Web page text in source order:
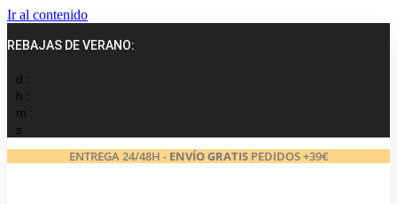
Ir al contenido
REBAJAS DE VERANO:
d :
h :
m :
s
ENTREGA 24/48H - ENVÍO GRATISPEDIDOS +39€